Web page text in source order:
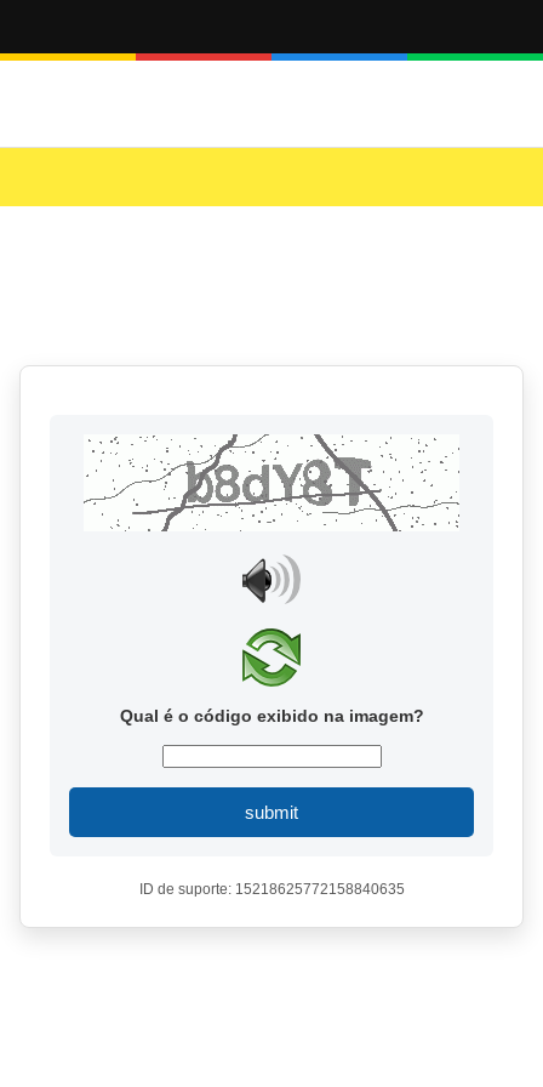
Qual é o código exibido na imagem?
submit
ID de suporte: 15218625772158840635